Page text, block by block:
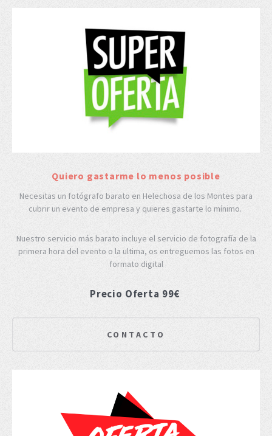
Quiero gastarme lo menos posible
Necesitas un fotógrafo barato en Helechosa de los Montes para
cubrir un evento de empresa y quieres gastarte lo mínimo.
Nuestro servicio más barato incluye el servicio de fotografía de la
primera hora del evento o la ultima, os entreguemos las fotos en
formato digital
Precio Oferta 99€
CONTACTO